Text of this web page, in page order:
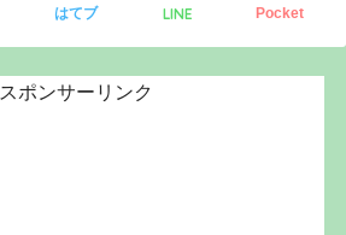
はてブ LINE Pocket
スポンサーリンク